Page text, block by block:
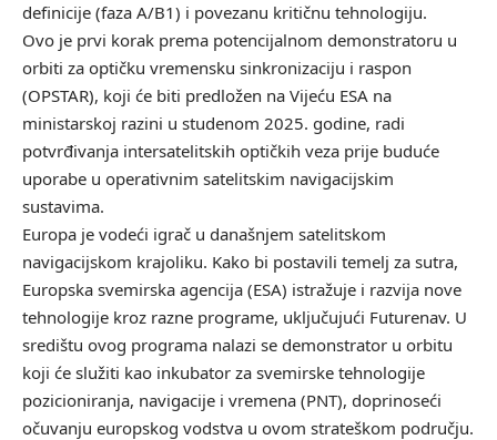
definicije (faza A/B1) i povezanu kritičnu tehnologiju.
Ovo je prvi korak prema potencijalnom demonstratoru u
orbiti za optičku vremensku sinkronizaciju i raspon
(OPSTAR), koji će biti predložen na Vijeću ESA na
ministarskoj razini u studenom 2025. godine, radi
potvrđivanja intersatelitskih optičkih veza prije buduće
uporabe u operativnim satelitskim navigacijskim
sustavima.
Europa je vodeći igrač u današnjem satelitskom
navigacijskom krajoliku. Kako bi postavili temelj za sutra,
Europska svemirska agencija (ESA) istražuje i razvija nove
tehnologije kroz razne programe, uključujući Futurenav. U
središtu ovog programa nalazi se demonstrator u orbitu
koji će služiti kao inkubator za svemirske tehnologije
pozicioniranja, navigacije i vremena (PNT), doprinoseći
očuvanju europskog vodstva u ovom strateškom području.